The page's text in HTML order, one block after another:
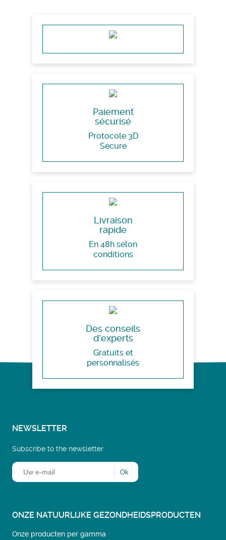
Paiement
sécurisé
Protocole 3D
Secure
Livraison
rapide
En 48h selon
conditions
Des conseils
d’experts
Gratuits et
personnalisés
NEWSLETTER
Subscribe to the newsletter
ONZE NATUURLIJKE GEZONDHEIDSPRODUCTEN
Onze producten per gamma